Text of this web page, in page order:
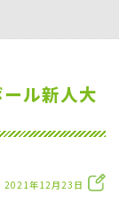
ル新人大
2021年12月23日